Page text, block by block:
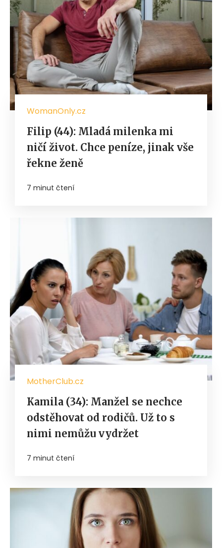
WomanOnly.cz
Filip (44): Mladá milenka mi
ničí život. Chce peníze, jinak vše
řekne ženě
7 minut čtení
MotherClub.cz
Kamila (34): Manžel se nechce
odstěhovat od rodičů. Už to s
nimi nemůžu vydržet
7 minut čtení